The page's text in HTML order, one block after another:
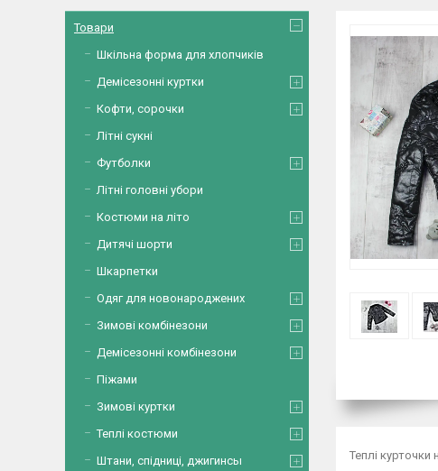
Теплі курточки
Товари
Шкільна форма для хлопчиків
Демісезонні куртки
Кофти, сорочки
Літні сукні
Футболки
Літні головні убори
Костюми на літо
Дитячі шорти
Шкарпетки
Одяг для новонароджених
Зимові комбінезони
Демісезонні комбінезони
Піжами
Зимові куртки
Теплі костюми
Штани, спідниці, джигинсы